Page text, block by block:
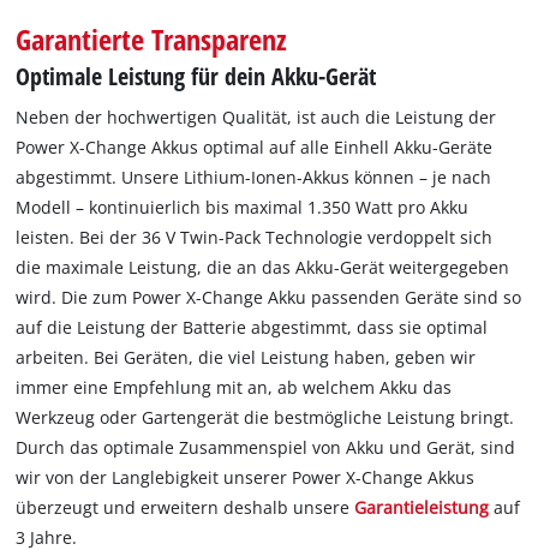
Garantierte Transparenz
Optimale Leistung für dein Akku-Gerät
Neben der hochwertigen Qualität, ist auch die Leistung der
Power X-Change Akkus optimal auf alle Einhell Akku-Geräte
abgestimmt. Unsere Lithium-Ionen-Akkus können – je nach
Modell – kontinuierlich bis maximal 1.350 Watt pro Akku
leisten. Bei der 36 V Twin-Pack Technologie verdoppelt sich
die maximale Leistung, die an das Akku-Gerät weitergegeben
wird. Die zum Power X-Change Akku passenden Geräte sind so
auf die Leistung der Batterie abgestimmt, dass sie optimal
arbeiten. Bei Geräten, die viel Leistung haben, geben wir
immer eine Empfehlung mit an, ab welchem Akku das
Werkzeug oder Gartengerät die bestmögliche Leistung bringt.
Durch das optimale Zusammenspiel von Akku und Gerät, sind
wir von der Langlebigkeit unserer Power X-Change Akkus
überzeugt und erweitern deshalb unsereGarantieleistung auf
3 Jahre.